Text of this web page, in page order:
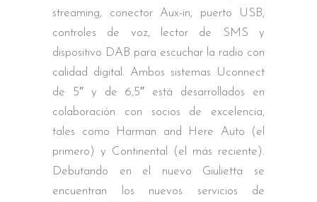
streaming, conector Aux-in, puerto USB,
controles de voz, lector de SMS y
dispositivo DAB para escuchar la radio con
calidad digital. Ambos sistemas Uconnect
de 5″ y de 6,5″ está desarrollados en
colaboración con socios de excelencia,
tales como Harman and Here Auto (el
primero) y Continental (el más reciente).
Debutando en el nuevo Giulietta se
encuentran los nuevos servicios de